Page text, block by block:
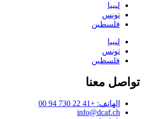
ليبيا
تونس
فلسطين
ليبيا
تونس
فلسطين
تواصل معنا
الهاتف: +41 22 730 94 00
info@dcaf.ch